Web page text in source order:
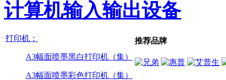
计算机输入输出设备
打印机：
A3幅面喷墨黑白打印机（集）
A3幅面喷墨彩色打印机（集）
推荐品牌